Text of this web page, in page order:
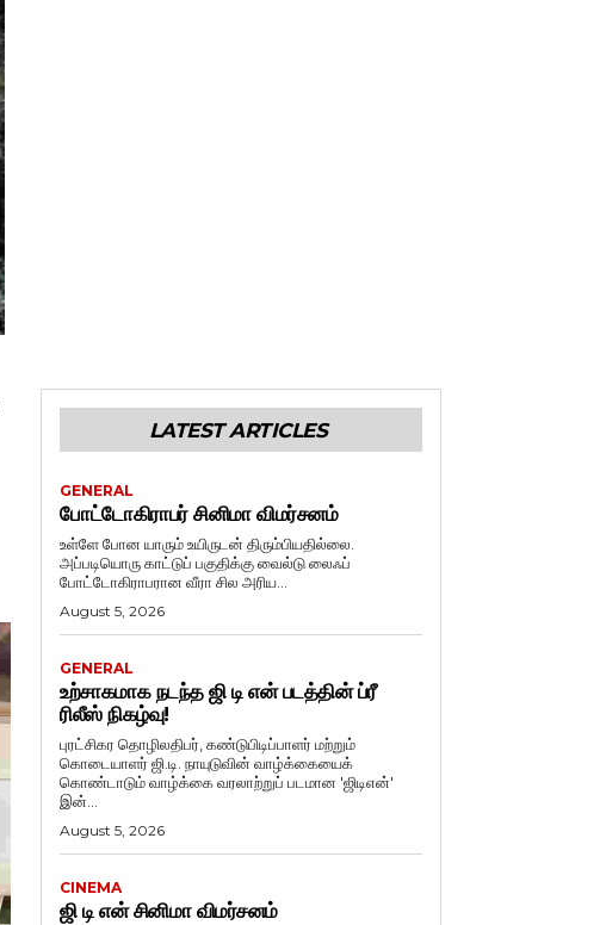
LATEST ARTICLES
GENERAL
போட்டோகிராபர் சினிமா விமர்சனம்
உள்ளே போன யாரும் உயிருடன் திரும்பியதில்லை.
அப்படியொரு காட்டுப் பகுதிக்கு வைல்டு லைஃப்
போட்டோகிராபரான வீரா சில அரிய...
August 5, 2026
GENERAL
உற்சாகமாக நடந்த ஜி டி என் படத்தின் ப்ரீ
ரிலீஸ் நிகழ்வு!
புரட்சிகர தொழிலதிபர், கண்டுபிடிப்பாளர் மற்றும்
கொடையாளர் ஜி.டி. நாயுடுவின் வாழ்க்கையைக்
கொண்டாடும் வாழ்க்கை வரலாற்றுப் படமான 'ஜிடிஎன்'
இன்...
August 5, 2026
CINEMA
ஜி டி என் சினிமா விமர்சனம்